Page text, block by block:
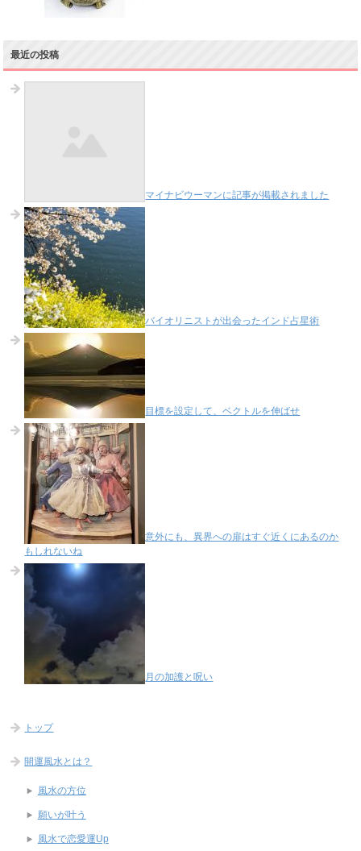
最近の投稿
マイナビウーマンに記事が掲載されました
バイオリニストが出会ったインド占星術
目標を設定して、ベクトルを伸ばせ
意外にも、異界への扉はすぐ近くにあるのか
もしれないね
月の加護と呪い
トップ
開運風水とは？
風水の方位
願いが叶う
風水で恋愛運Up